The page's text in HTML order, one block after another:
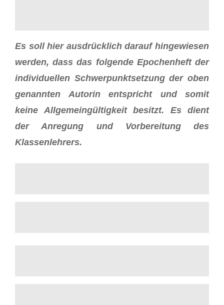
Es soll hier ausdrücklich darauf hingewiesen
werden, dass das folgende Epochenheft der
individuellen Schwerpunktsetzung der oben
genannten Autorin entspricht und somit
keine Allgemeingültigkeit besitzt. Es dient
der Anregung und Vorbereitung des
Klassenlehrers.